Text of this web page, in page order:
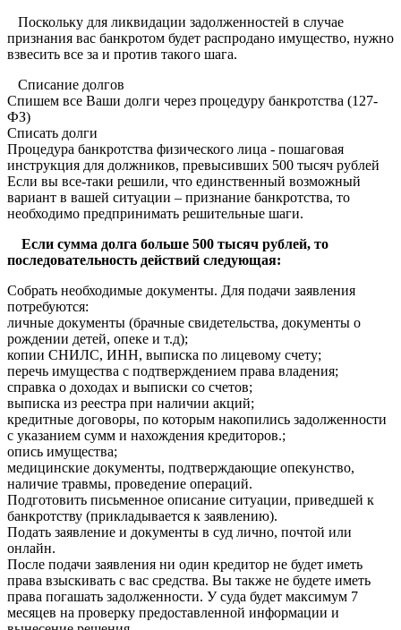
Поскольку для ликвидации задолженностей в случае
признания вас банкротом будет распродано имущество, нужно
взвесить все за и против такого шага.
Списание долгов
Спишем все Ваши долги через процедуру банкротства (127-
ФЗ)
Списать долги
Процедура банкротства физического лица - пошаговая
инструкция для должников, превысивших 500 тысяч рублей
Если вы все-таки решили, что единственный возможный
вариант в вашей ситуации – признание банкротства, то
необходимо предпринимать решительные шаги.
Если сумма долга больше 500 тысяч рублей, то
последовательность действий следующая:
Собрать необходимые документы. Для подачи заявления
потребуются:
личные документы (брачные свидетельства, документы о
рождении детей, опеке и т.д);
копии СНИЛС, ИНН, выписка по лицевому счету;
перечь имущества с подтверждением права владения;
справка о доходах и выписки со счетов;
выписка из реестра при наличии акций;
кредитные договоры, по которым накопились задолженности
с указанием сумм и нахождения кредиторов.;
опись имущества;
медицинские документы, подтверждающие опекунство,
наличие травмы, проведение операций.
Подготовить письменное описание ситуации, приведшей к
банкротству (прикладывается к заявлению).
Подать заявление и документы в суд лично, почтой или
онлайн.
После подачи заявления ни один кредитор не будет иметь
права взыскивать с вас средства. Вы также не будете иметь
права погашать задолженности. У суда будет максимум 7
месяцев на проверку предоставленной информации и